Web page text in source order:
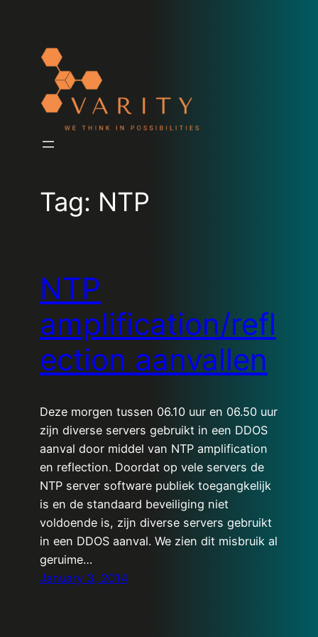
Tag: NTP
NTP
amplification/refl
ection aanvallen
Deze morgen tussen 06.10 uur en 06.50 uur
zijn diverse servers gebruikt in een DDOS
aanval door middel van NTP amplification
en reflection. Doordat op vele servers de
NTP server software publiek toegangkelijk
is en de standaard beveiliging niet
voldoende is, zijn diverse servers gebruikt
in een DDOS aanval. We zien dit misbruik al
geruime…
January 3, 2014